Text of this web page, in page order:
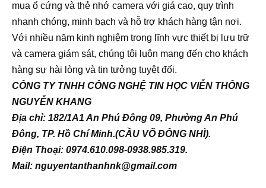
mua ổ cứng và thẻ nhớ camera với giá cao, quy trình
nhanh chóng, minh bạch và hỗ trợ khách hàng tận nơi.
Với nhiều năm kinh nghiệm trong lĩnh vực thiết bị lưu trữ
và camera giám sát, chúng tôi luôn mang đến cho khách
hàng sự hài lòng và tin tưởng tuyệt đối.
CÔNG TY TNHH CÔNG NGHỆ TIN HỌC VIỄN THÔNG
NGUYỄN KHANG
Địa chỉ: 182/1A1 An Phú Đông 09, Phường An Phú
Đông, TP. Hồ Chí Minh.(CẦU VÕ ĐÔNG NHÌ).
Điện Thoại: 0974.610.098-0938.985.319.
Mail: nguyentanthanhnk@gmail.com